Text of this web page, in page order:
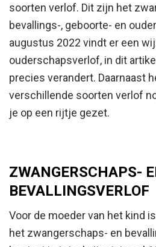
soorten verlof. Dit zijn het
bevallings-, geboorte- en
augustus 2022 vindt er een
ouderschapsverlof, in dit
precies verandert. Daarnaast
verschillende soorten verlof
je op een rijtje gezet.
ZWANGERSCHAPS-
BEVALLINGSVERLOF
Voor de moeder van het kind
het zwangerschaps- en